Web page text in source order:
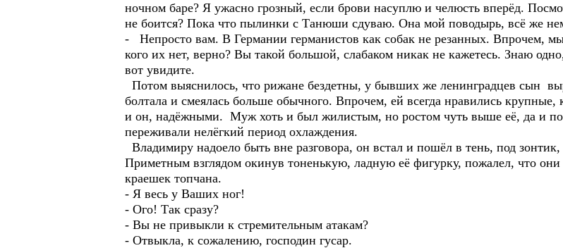
ночном баре? Я ужасно грозный, если брови насуплю и челюсть вперёд.
не боится? Пока что пылинки с Танюши сдуваю. Она мой поводырь, всё же
- Непросто вам. В Германии германистов как собак не резанных. Впрочем,
кого их нет, верно? Вы такой большой, слабаком никак не кажетесь. Знаю
вот увидите.
Потом выяснилось, что рижане бездетны, у бывших же ленинградцев сын
болтала и смеялась больше обычного. Впрочем, ей всегда нравились
и он, надёжными. Муж хоть и был жилистым, но ростом чуть выше её, да и
переживали нелёгкий период охлаждения.
Владимиру надоело быть вне разговора, он встал и пошёл в тень, под
Приметным взглядом окинув тоненькую, ладную её фигурку, пожалел, что
краешек топчана.
- Я весь у Ваших ног!
- Ого! Так сразу?
- Вы не привыкли к стремительным атакам?
- Отвыкла, к сожалению, господин гусар.